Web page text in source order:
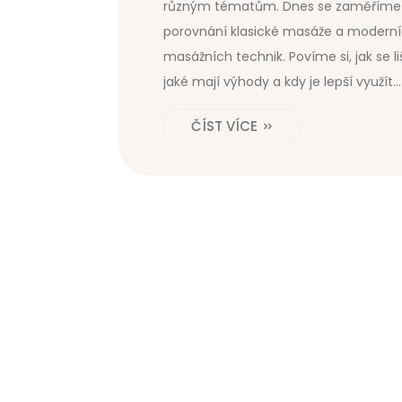
různým tématům. Dnes se
porovnání klasické masáže a
masážních technik. Povíme si, jak se
jaké mají výhody a kdy je lepší využít
objevit, která masáž je pro vás ta pravá.
ČÍST VÍCE